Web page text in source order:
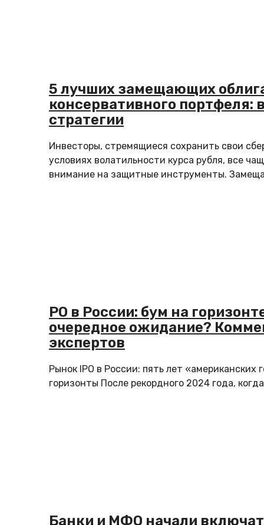
5 лучших замещающих
консервативного портфеля:
стратегии
Инвесторы, стремящиеся сохранить свои
условиях волатильности курса рубля, все
внимание на защитные инструменты.
PO в России: бум на
очередное ожидание?
экспертов
Рынок IPO в России: пять лет «американских
горизонты После рекордного 2024 года,
Банки и МФО начали